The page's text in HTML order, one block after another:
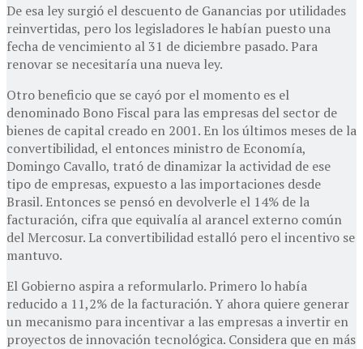
De esa ley surgió el descuento de Ganancias por utilidades
reinvertidas, pero los legisladores le habían puesto una
fecha de vencimiento al 31 de diciembre pasado. Para
renovar se necesitaría una nueva ley.
Otro beneficio que se cayó por el momento es el
denominado Bono Fiscal para las empresas del sector de
bienes de capital creado en 2001. En los últimos meses de la
convertibilidad, el entonces ministro de Economía,
Domingo Cavallo, trató de dinamizar la actividad de ese
tipo de empresas, expuesto a las importaciones desde
Brasil. Entonces se pensó en devolverle el 14% de la
facturación, cifra que equivalía al arancel externo común
del Mercosur. La convertibilidad estalló pero el incentivo se
mantuvo.
El Gobierno aspira a reformularlo. Primero lo había
reducido a 11,2% de la facturación. Y ahora quiere generar
un mecanismo para incentivar a las empresas a invertir en
proyectos de innovación tecnológica. Considera que en más